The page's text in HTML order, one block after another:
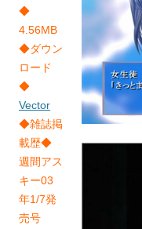
◆
4.56MB
◆ダウン
ロード
◆
Vector
◆雑誌掲
載歴◆
週間アス
キー03
年1/7発
売号